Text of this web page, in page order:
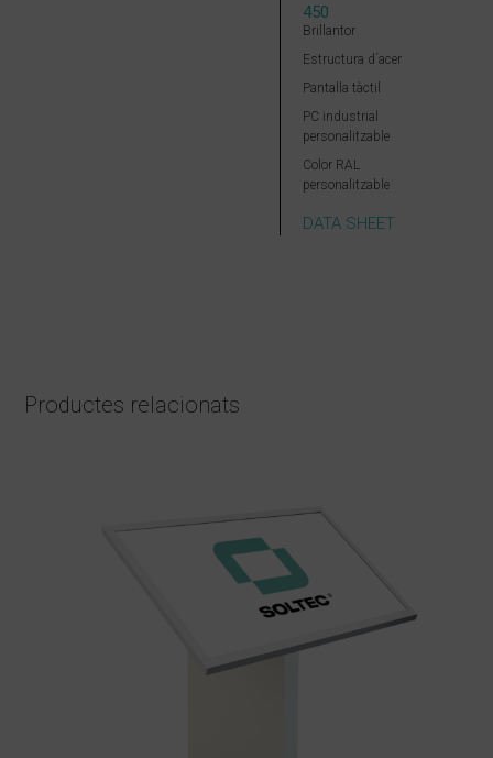
450
Brillantor
Estructura d´acer
Pantalla tàctil
PC industrial
personalitzable
Color RAL
personalitzable
DATA SHEET
Productes relacionats